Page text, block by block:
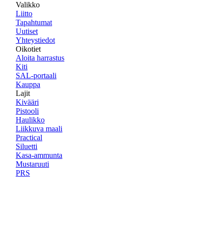
Valikko
Liitto
Tapahtumat
Uutiset
Yhteystiedot
Oikotiet
Aloita harrastus
Kiti
SAL-portaali
Kauppa
Lajit
Kivääri
Pistooli
Haulikko
Liikkuva maali
Practical
Siluetti
Kasa-ammunta
Mustaruuti
PRS